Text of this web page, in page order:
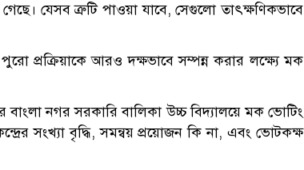
যেসব ত্রুটি পাওয়া যাবে, সেগুলো তাৎক্ষণিকভাবে
প্রক্রিয়াকে আরও দক্ষভাবে সম্পন্ন করার লক্ষ্যে মক
বাংলা নগর সরকারি বালিকা উচ্চ বিদ্যালয়ে মক ভোটিং
সংখ্যা বৃদ্ধি, সমন্বয় প্রয়োজন কি না, এবং ভোটকক্ষ